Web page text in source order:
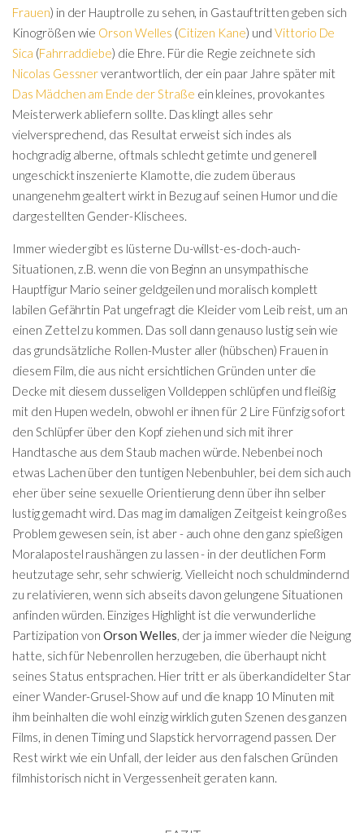
Frauen) in der Hauptrolle zu sehen, in Gastauftritten geben sich
Kinogrößen wie Orson Welles (Citizen Kane) und Vittorio De
Sica (Fahrraddiebe) die Ehre. Für die Regie zeichnete sich
Nicolas Gessnerverantwortlich, der ein paar Jahre später mit
Das Mädchen am Ende der Straße ein kleines, provokantes
Meisterwerk abliefern sollte. Das klingt alles sehr
vielversprechend, das Resultat erweist sich indes als
hochgradig alberne, oftmals schlecht getimte und generell
ungeschickt inszenierte Klamotte, die zudem überaus
unangenehm gealtert wirkt in Bezug auf seinen Humor und die
dargestellten Gender-Klischees.
Immer wieder gibt es lüsterne Du-willst-es-doch-auch-
Situationen, z.B. wenn die von Beginn an unsympathische
Hauptfigur Mario seiner geldgeilen und moralisch komplett
labilen Gefährtin Pat ungefragt die Kleider vom Leib reist, um an
einen Zettel zu kommen. Das soll dann genauso lustig sein wie
das grundsätzliche Rollen-Muster aller (hübschen) Frauen in
diesem Film, die aus nicht ersichtlichen Gründen unter die
Decke mit diesem dusseligen Volldeppen schlüpfen und fleißig
mit den Hupen wedeln, obwohl er ihnen für 2 Lire Fünfzig sofort
den Schlüpfer über den Kopf ziehen und sich mit ihrer
Handtasche aus dem Staub machen würde. Nebenbei noch
etwas Lachen über den tuntigen Nebenbuhler, bei dem sich auch
eher über seine sexuelle Orientierung denn über ihn selber
lustig gemacht wird. Das mag im damaligen Zeitgeist kein großes
Problem gewesen sein, ist aber - auch ohne den ganz spießigen
Moralapostel raushängen zu lassen - in der deutlichen Form
heutzutage sehr, sehr schwierig. Vielleicht noch schuldmindernd
zu relativieren, wenn sich abseits davon gelungene Situationen
anfinden würden. Einziges Highlight ist die verwunderliche
Partizipation vonOrson Welles , der ja immer wieder die Neigung
hatte, sich für Nebenrollen herzugeben, die überhaupt nicht
seines Status entsprachen. Hier tritt er als überkandidelter Star
einer Wander-Grusel-Show auf und die knapp 10 Minuten mit
ihm beinhalten die wohl einzig wirklich guten Szenen des ganzen
Films, in denen Timing und Slapstick hervorragend passen. Der
Rest wirkt wie ein Unfall, der leider aus den falschen Gründen
filmhistorisch nicht in Vergessenheit geraten kann.